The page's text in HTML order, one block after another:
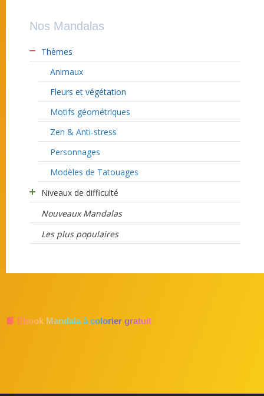
Nos Mandalas
Thèmes
Animaux
Fleurs et végétation
Motifs géométriques
Zen & Anti-stress
Personnages
Modèles de Tatouages
Niveaux de difficulté
Nouveaux Mandalas
Les plus populaires
📘 Ebook Mandala à colorier gratuit